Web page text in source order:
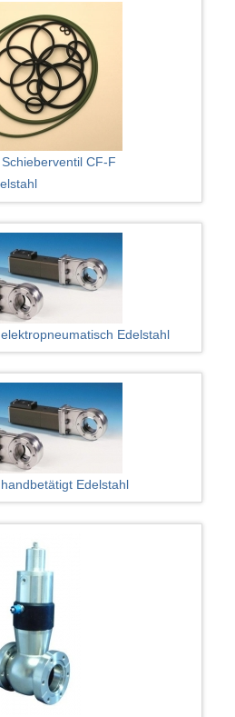
CF-F
Edelstahl
Edelstahl